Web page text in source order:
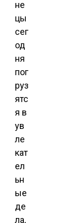
не
цы
сег
од
ня
пог
руз
ятс
я в
ув
ле
кат
ел
ьн
ые
де
ла,